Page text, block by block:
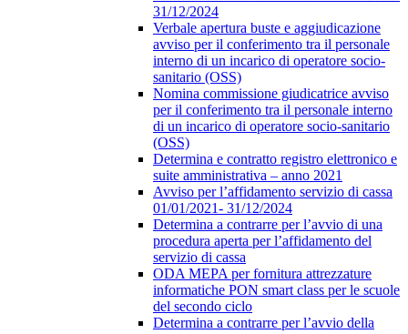
31/12/2024
Verbale apertura buste e aggiudicazione
avviso per il conferimento tra il personale
interno di un incarico di operatore socio-
sanitario (OSS)
Nomina commissione giudicatrice avviso
per il conferimento tra il personale interno
di un incarico di operatore socio-sanitario
(OSS)
Determina e contratto registro elettronico e
suite amministrativa – anno 2021
Avviso per l’affidamento servizio di cassa
01/01/2021- 31/12/2024
Determina a contrarre per l’avvio di una
procedura aperta per l’affidamento del
servizio di cassa
ODA MEPA per fornitura attrezzature
informatiche PON smart class per le scuole
del secondo ciclo
Determina a contrarre per l’avvio della